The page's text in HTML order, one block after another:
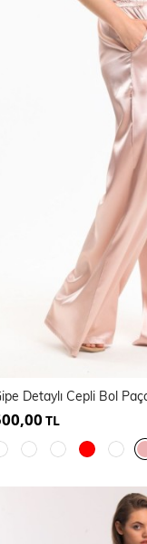
TL